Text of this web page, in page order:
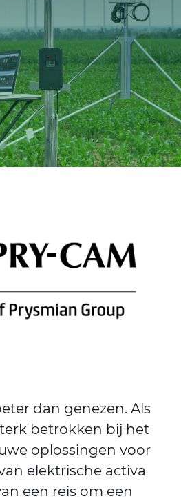
CONTACT
dan genezen. Als
betrokken bij het
oplossingen voor
elektrische activa
een reis om een